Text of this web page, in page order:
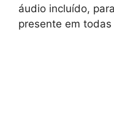
áudio incluído,
presente em